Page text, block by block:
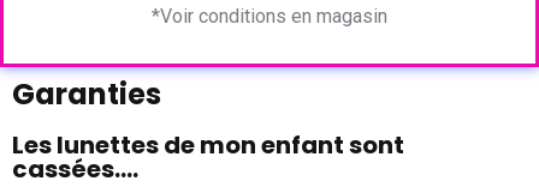
*Voir conditions en magasin
Garanties
Les lunettes de mon enfant sont
cassées....